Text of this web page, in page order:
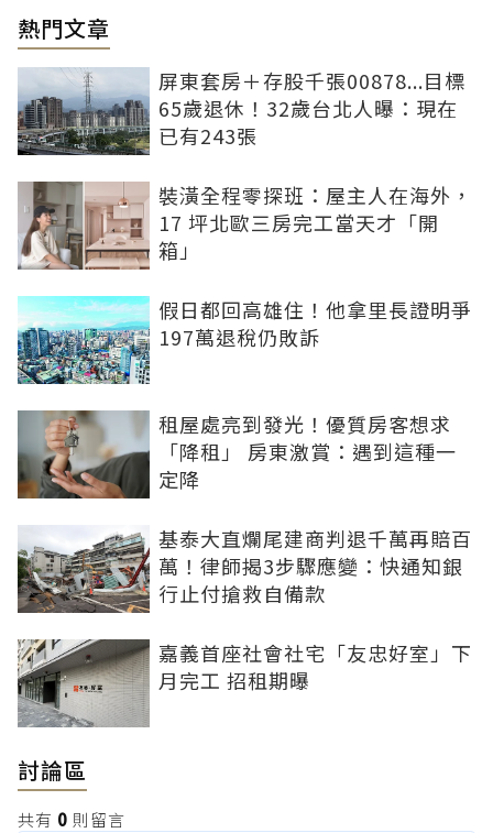
熱門文章
屏東套房＋存股千張00878...目標
65歲退休！32歲台北人曝：現在
已有243張
裝潢全程零探班：屋主人在海外，
17 坪北歐三房完工當天才「開
箱」
假日都回高雄住！他拿里長證明爭
197萬退稅仍敗訴
租屋處亮到發光！優質房客想求
「降租」 房東激賞：遇到這種一
定降
基泰大直爛尾建商判退千萬再賠百
萬！律師揭3步驟應變：快通知銀
行止付搶救自備款
嘉義首座社會社宅「友忠好室」下
月完工 招租期曝
討論區
共有 0 則留言